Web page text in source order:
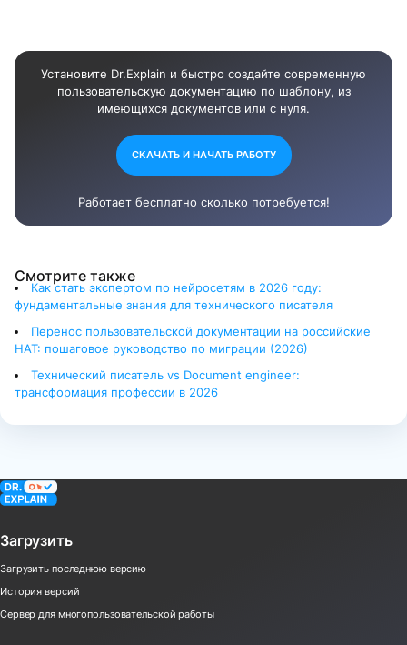
Установите Dr.Explain и быстро создайте современную
пользовательскую документацию по шаблону, из
имеющихся документов или с нуля.
СКАЧАТЬ И НАЧАТЬ РАБОТУ
Работает бесплатно сколько потребуется!
Смотрите также
Как стать экспертом по нейросетям в 2026 году:
фундаментальные знания для технического писателя
Перенос пользовательской документации на российские
HAT: пошаговое руководство по миграции (2026)
Технический писатель vs Document engineer:
трансформация профессии в 2026
Загрузить
Загрузить последнюю версию
История версий
Сервер для многопользовательской работы